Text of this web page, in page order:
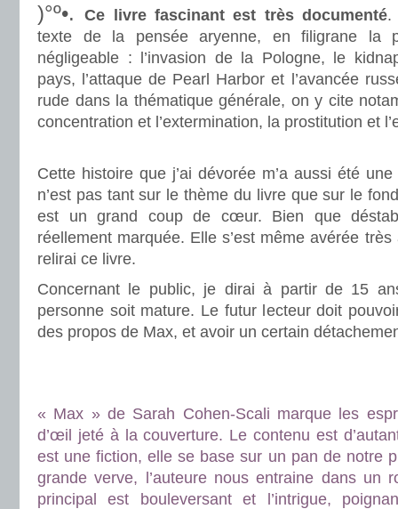
)°º•.Ce livre fascinant est très documenté.
texte de la pensée aryenne, en filigrane la
négligeable : l’invasion de la Pologne, le
pays, l’attaque de Pearl Harbor et l’avancée
rude dans la thématique générale, on y cite
concentration et l’extermination, la prostitution et
Cette histoire que j’ai dévorée m’a aussi été
n’est pas tant sur le thème du livre que sur le
est un grand coup de cœur. Bien que
réellement marquée. Elle s’est même avérée
relirai ce livre.
Concernant le public, je dirai à partir de 15
personne soit mature. Le futur lecteur doit
des propos de Max, et avoir un certain
« Max » de Sarah Cohen-Scali marque les
d’œil jeté à la couverture. Le contenu est
est une fiction, elle se base sur un pan de notre
grande verve, l’auteure nous entraine dans un
principal est bouleversant et l’intrigue,